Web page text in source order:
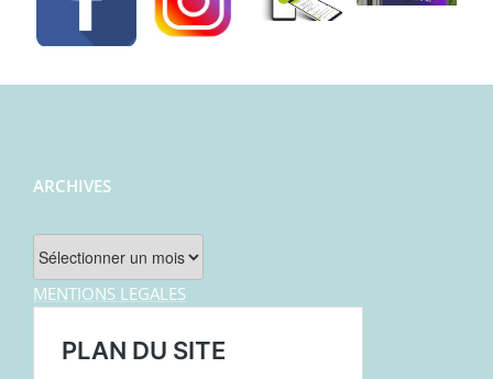
ARCHIVES
Archives
MENTIONS LEGALES